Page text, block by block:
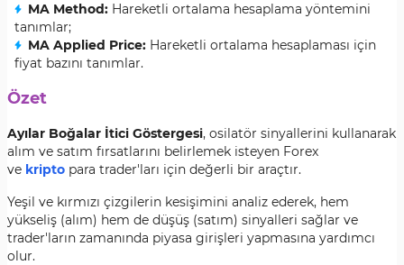
MA Method: Hareketli ortalama hesaplama yöntemini
tanımlar;
MA Applied Price: Hareketli ortalama hesaplaması için
fiyat bazını tanımlar.
Özet
Ayılar Boğalar İtici Göstergesi, osilatör sinyallerini kullanarak
alım ve satım fırsatlarını belirlemek isteyen Forex
ve kripto para trader'ları için değerli bir araçtır.
Yeşil ve kırmızı çizgilerin kesişimini analiz ederek, hem
yükseliş (alım) hem de düşüş (satım) sinyalleri sağlar ve
trader'ların zamanında piyasa girişleri yapmasına yardımcı
olur.